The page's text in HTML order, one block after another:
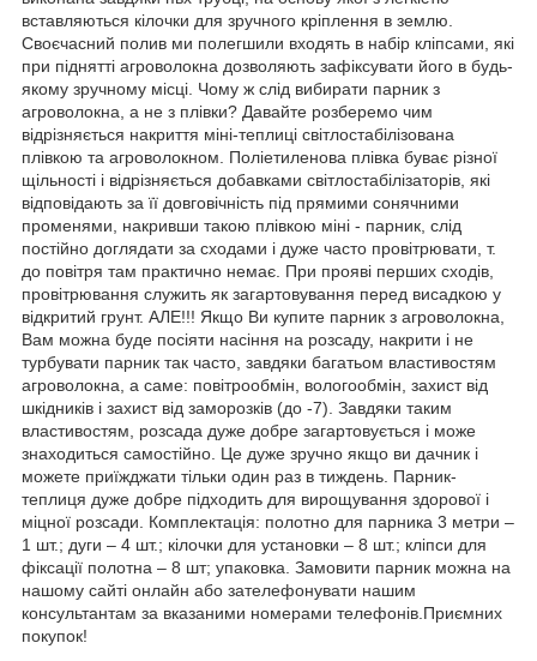
вставляються кілочки для зручного кріплення в землю.
Своєчасний полив ми полегшили входять в набір кліпсами, які
при піднятті агроволокна дозволяють зафіксувати його в будь-
якому зручному місці. Чому ж слід вибирати парник з
агроволокна, а не з плівки? Давайте розберемо чим
відрізняється накриття міні-теплиці світлостабілізована
плівкою та агроволокном. Поліетиленова плівка буває різної
щільності і відрізняється добавками світлостабілізаторів, які
відповідають за її довговічність під прямими сонячними
променями, накривши такою плівкою міні - парник, слід
постійно доглядати за сходами і дуже часто провітрювати, т.
до повітря там практично немає. При прояві перших сходів,
провітрювання служить як загартовування перед висадкою у
відкритий грунт. АЛЕ!!! Якщо Ви купите парник з агроволокна,
Вам можна буде посіяти насіння на розсаду, накрити і не
турбувати парник так часто, завдяки багатьом властивостям
агроволокна, а саме: повітрообмін, вологообмін, захист від
шкідників і захист від заморозків (до -7). Завдяки таким
властивостям, розсада дуже добре загартовується і може
знаходиться самостійно. Це дуже зручно якщо ви дачник і
можете приїжджати тільки один раз в тиждень. Парник-
теплиця дуже добре підходить для вирощування здорової і
міцної розсади. Комплектація: полотно для парника 3 метри –
1 шт.; дуги – 4 шт.; кілочки для установки – 8 шт.; кліпси для
фіксації полотна – 8 шт; упаковка. Замовити парник можна на
нашому сайті онлайн або зателефонувати нашим
консультантам за вказаними номерами телефонів.Приємних
покупок!